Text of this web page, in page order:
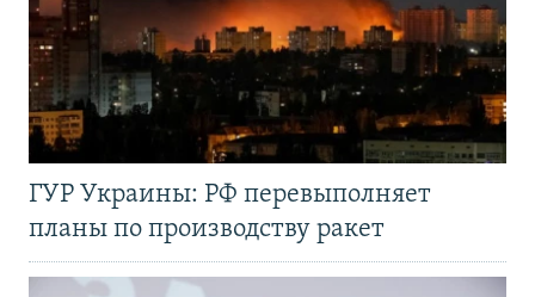
ГУР Украины: РФ перевыполняет
планы по производству ракет